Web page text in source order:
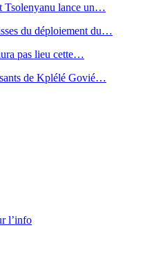
Tsolenyanu lance un…
du déploiement du…
pas lieu cette…
de Kplélé Govié…
l’info